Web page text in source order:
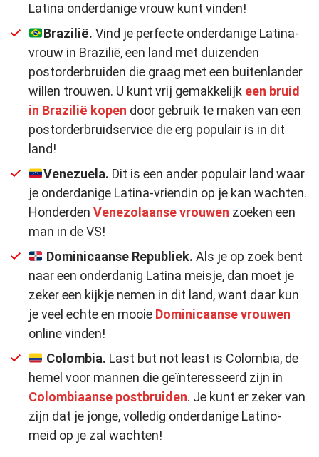
Latina onderdanige vrouw kunt vinden!
Brazilië. Vind je perfecte onderdanige Latina-
vrouw in Brazilië, een land met duizenden
postorderbruiden die graag met een buitenlander
willen trouwen. U kunt vrij gemakkelijk een bruid
in Brazilië kopen door gebruik te maken van een
postorderbruidservice die erg populair is in dit
land!
Venezuela. Dit is een ander populair land waar
je onderdanige Latina-vriendin op je kan wachten.
Honderden Venezolaanse vrouwen zoeken een
man in de VS!
Dominicaanse Republiek. Als je op zoek bent
naar een onderdanig Latina meisje, dan moet je
zeker een kijkje nemen in dit land, want daar kun
je veel echte en mooie Dominicaanse vrouwen
online vinden!
Colombia. Last but not least is Colombia, de
hemel voor mannen die geïnteresseerd zijn in
Colombiaanse postbruiden. Je kunt er zeker van
zijn dat je jonge, volledig onderdanige Latino-
meid op je zal wachten!